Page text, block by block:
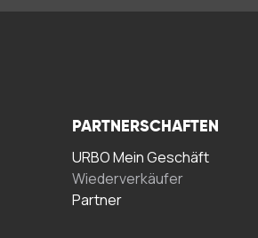
PARTNERSCHAFTEN
URBO Mein Geschäft
Wiederverkäufer
Partner